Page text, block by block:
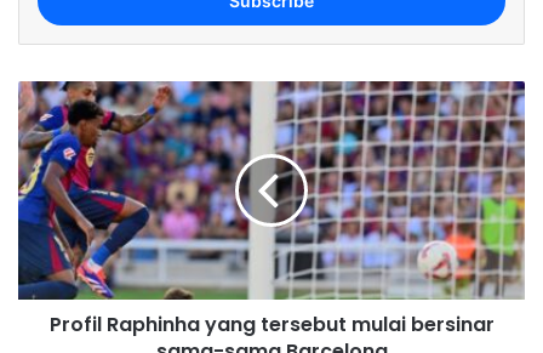
o
u
r
E
m
a
i
a
Profil Raphinha yang tersebut mulai bersinar